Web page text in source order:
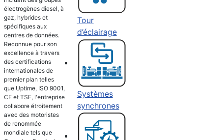
électrogènes diesel, à
gaz, hybrides et
spécifiques aux
centres de données.
Reconnue pour son
excellence à travers
des certifications
internationales de
premier plan telles
que Uptime, ISO 9001,
CE et TSE, l'entreprise
collabore étroitement
avec des motoristes
de renommée
mondiale tels que
Tour
d’éclairage
Systèmes
synchrones